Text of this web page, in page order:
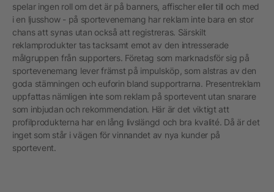
spelar ingen roll om det är på banners, affischer eller till och med
i en ljusshow - på sportevenemang har reklam inte bara en stor
chans att synas utan också att registreras. Särskilt
reklamprodukter tas tacksamt emot av den intresserade
målgruppen från supporters. Företag som marknadsför sig på
sportevenemang lever främst på impulsköp, som alstras av den
goda stämningen och euforin bland supportrarna. Presentreklam
uppfattas nämligen inte som reklam på sportevent utan snarare
som inbjudan och rekommendation. Här är det viktigt att
profilprodukterna har en lång livslängd och bra kvalité. Då är det
inget som står i vägen för vinnandet av nya kunder på
sportevent.